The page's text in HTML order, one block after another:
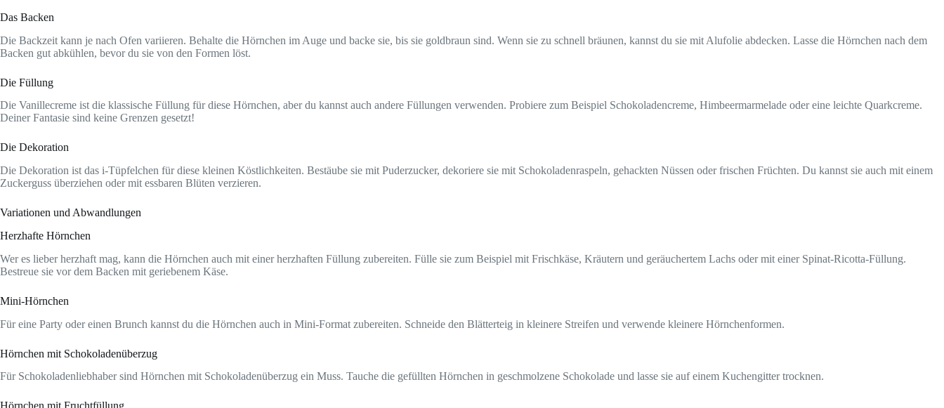
Das Backen
Die Backzeit kann je nach Ofen variieren. Behalte die Hörnchen im Auge und backe sie, bis sie goldbraun sind. Wenn sie zu schnell bräunen, kannst du sie mit Alufolie abdecken. Lasse die Hörnchen nach dem
Backen gut abkühlen, bevor du sie von den Formen löst.
Die Füllung
Die Vanillecreme ist die klassische Füllung für diese Hörnchen, aber du kannst auch andere Füllungen verwenden. Probiere zum Beispiel Schokoladencreme, Himbeermarmelade oder eine leichte Quarkcreme.
Deiner Fantasie sind keine Grenzen gesetzt!
Die Dekoration
Die Dekoration ist das i-Tüpfelchen für diese kleinen Köstlichkeiten. Bestäube sie mit Puderzucker, dekoriere sie mit Schokoladenraspeln, gehackten Nüssen oder frischen Früchten. Du kannst sie auch mit einem
Zuckerguss überziehen oder mit essbaren Blüten verzieren.
Variationen und Abwandlungen
Herzhafte Hörnchen
Wer es lieber herzhaft mag, kann die Hörnchen auch mit einer herzhaften Füllung zubereiten. Fülle sie zum Beispiel mit Frischkäse, Kräutern und geräuchertem Lachs oder mit einer Spinat-Ricotta-Füllung.
Bestreue sie vor dem Backen mit geriebenem Käse.
Mini-Hörnchen
Für eine Party oder einen Brunch kannst du die Hörnchen auch in Mini-Format zubereiten. Schneide den Blätterteig in kleinere Streifen und verwende kleinere Hörnchenformen.
Hörnchen mit Schokoladenüberzug
Für Schokoladenliebhaber sind Hörnchen mit Schokoladenüberzug ein Muss. Tauche die gefüllten Hörnchen in geschmolzene Schokolade und lasse sie auf einem Kuchengitter trocknen.